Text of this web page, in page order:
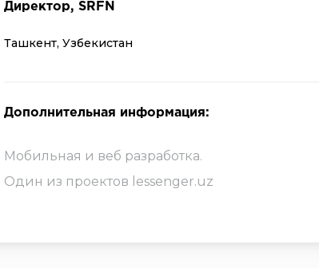
Директор, SRFN
Ташкент, Узбекистан
Дополнительная информация:
Мобильная и веб разработка.
Один из проектов lessenger.uz